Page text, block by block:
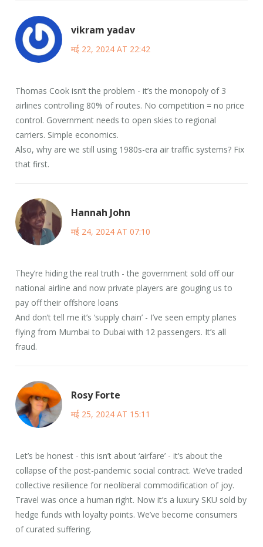
vikram yadav
मई 22, 2024 AT 22:42
Thomas Cook isn’t the problem - it’s the monopoly of 3
airlines controlling 80% of routes. No competition = no price
control. Government needs to open skies to regional
carriers. Simple economics.
Also, why are we still using 1980s-era air traffic systems? Fix
that first.
Hannah John
मई 24, 2024 AT 07:10
They’re hiding the real truth - the government sold off our
national airline and now private players are gouging us to
pay off their offshore loans
And don’t tell me it’s ‘supply chain’ - I’ve seen empty planes
flying from Mumbai to Dubai with 12 passengers. It’s all
fraud.
Rosy Forte
मई 25, 2024 AT 15:11
Let’s be honest - this isn’t about ‘airfare’ - it’s about the
collapse of the post-pandemic social contract. We’ve traded
collective resilience for neoliberal commodification of joy.
Travel was once a human right. Now it’s a luxury SKU sold by
hedge funds with loyalty points. We’ve become consumers
of curated suffering.